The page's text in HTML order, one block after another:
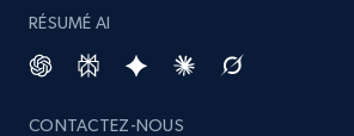
RÉSUMÉ AI
CONTACTEZ-NOUS